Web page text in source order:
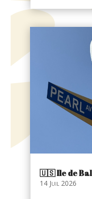
🇺🇸​ Ile de
14 Juil 2026